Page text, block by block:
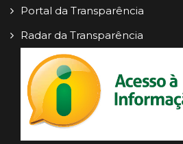
Portal da Transparência
Radar da Transparência